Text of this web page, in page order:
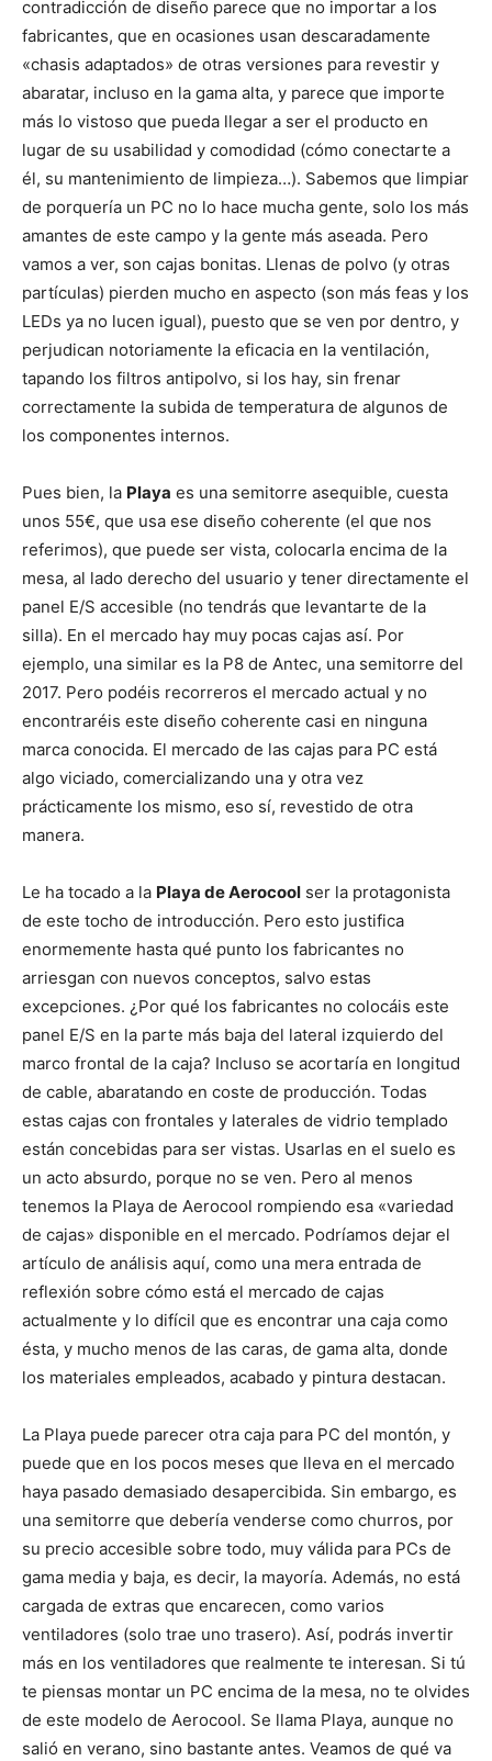
contradicción de diseño parece que no importar a los
fabricantes, que en ocasiones usan descaradamente
«chasis adaptados» de otras versiones para revestir y
abaratar, incluso en la gama alta, y parece que importe
más lo vistoso que pueda llegar a ser el producto en
lugar de su usabilidad y comodidad (cómo conectarte a
él, su mantenimiento de limpieza…). Sabemos que limpiar
de porquería un PC no lo hace mucha gente, solo los más
amantes de este campo y la gente más aseada. Pero
vamos a ver, son cajas bonitas. Llenas de polvo (y otras
partículas) pierden mucho en aspecto (son más feas y los
LEDs ya no lucen igual), puesto que se ven por dentro, y
perjudican notoriamente la eficacia en la ventilación,
tapando los filtros antipolvo, si los hay, sin frenar
correctamente la subida de temperatura de algunos de
los componentes internos.
Pues bien, la Playa es una semitorre asequible, cuesta
unos 55€, que usa ese diseño coherente (el que nos
referimos), que puede ser vista, colocarla encima de la
mesa, al lado derecho del usuario y tener directamente el
panel E/S accesible (no tendrás que levantarte de la
silla). En el mercado hay muy pocas cajas así. Por
ejemplo, una similar es la P8 de Antec, una semitorre del
2017. Pero podéis recorreros el mercado actual y no
encontraréis este diseño coherente casi en ninguna
marca conocida. El mercado de las cajas para PC está
algo viciado, comercializando una y otra vez
prácticamente los mismo, eso sí, revestido de otra
manera.
Le ha tocado a la Playa de Aerocool ser la protagonista
de este tocho de introducción. Pero esto justifica
enormemente hasta qué punto los fabricantes no
arriesgan con nuevos conceptos, salvo estas
excepciones. ¿Por qué los fabricantes no colocáis este
panel E/S en la parte más baja del lateral izquierdo del
marco frontal de la caja? Incluso se acortaría en longitud
de cable, abaratando en coste de producción. Todas
estas cajas con frontales y laterales de vidrio templado
están concebidas para ser vistas. Usarlas en el suelo es
un acto absurdo, porque no se ven. Pero al menos
tenemos la Playa de Aerocool rompiendo esa «variedad
de cajas» disponible en el mercado. Podríamos dejar el
artículo de análisis aquí, como una mera entrada de
reflexión sobre cómo está el mercado de cajas
actualmente y lo difícil que es encontrar una caja como
ésta, y mucho menos de las caras, de gama alta, donde
los materiales empleados, acabado y pintura destacan.
La Playa puede parecer otra caja para PC del montón, y
puede que en los pocos meses que lleva en el mercado
haya pasado demasiado desapercibida. Sin embargo, es
una semitorre que debería venderse como churros, por
su precio accesible sobre todo, muy válida para PCs de
gama media y baja, es decir, la mayoría. Además, no está
cargada de extras que encarecen, como varios
ventiladores (solo trae uno trasero). Así, podrás invertir
más en los ventiladores que realmente te interesan. Si tú
te piensas montar un PC encima de la mesa, no te olvides
de este modelo de Aerocool. Se llama Playa, aunque no
salió en verano, sino bastante antes. Veamos de qué va